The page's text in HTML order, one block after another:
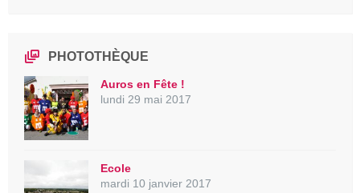
PHOTOTHÈQUE
Auros en Fête !
lundi 29 mai 2017
Ecole
mardi 10 janvier 2017